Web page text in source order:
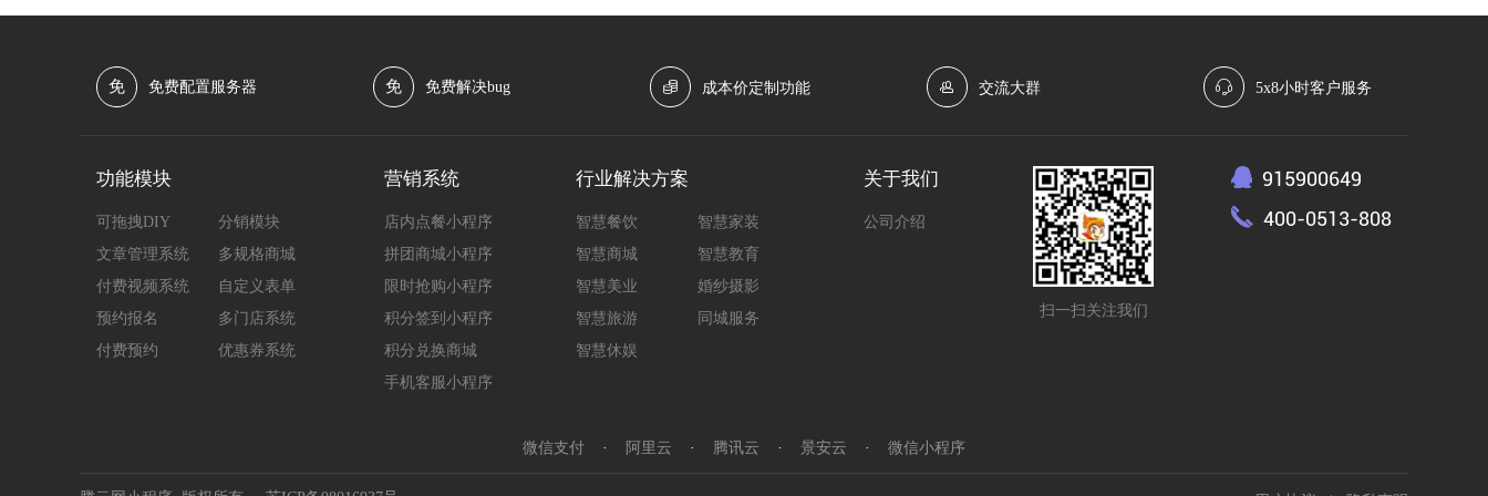
免 免费配置服务器 免 免费解决bug 成本价定制功能 交流大群 5x8小时客户服务
功能模块
可拖拽DIY
分销模块
文章管理系统
多规格商城
付费视频系统
自定义表单
预约报名
多门店系统
付费预约
优惠券系统
营销系统
店内点餐小程序
拼团商城小程序
限时抢购小程序
积分签到小程序
积分兑换商城
手机客服小程序
行业解决方案
智慧餐饮
智慧家装
智慧商城
智慧教育
智慧美业
婚纱摄影
智慧旅游
同城服务
智慧休娱
关于我们
公司介绍
915900649
400-0513-808
扫一扫关注我们
微信支付 · 阿里云 · 腾讯云 · 景安云 · 微信小程序